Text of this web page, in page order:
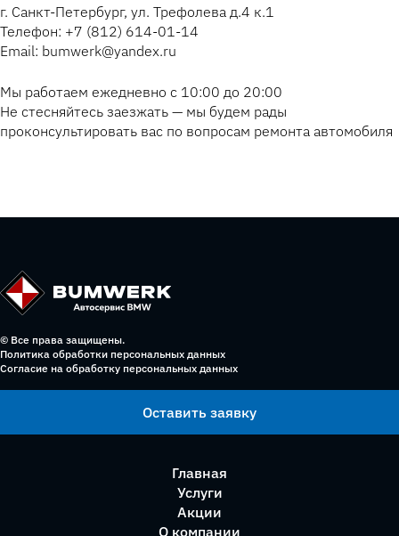
г. Санкт-Петербург, ул. Трефолева д.4 к.1
Телефон: +7 (812) 614-01-14
Email: bumwerk@yandex.ru
Мы работаем ежедневно с 10:00 до 20:00
Не стесняйтесь заезжать — мы будем рады
проконсультировать вас по вопросам ремонта автомобиля
© Все права защищены.
Политика обработки персональных данных
Согласие на обработку персональных данных
Оставить заявку
Главная
Услуги
Акции
О компании